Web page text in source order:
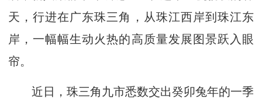
天，行进在广东珠三角，从珠江西岸到珠江东
岸，一幅幅生动火热的高质量发展图景跃入眼
帘。
近日，珠三角九市悉数交出癸卯兔年的一季